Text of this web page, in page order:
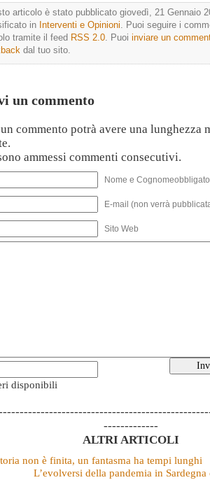
articolo è stato pubblicato giovedì, 21 Gennaio
in Interventi e Opinioni. Puoi seguire i
tramite il feed RSS 2.0. Puoi inviare un
dal tuo sito.
un commento
commento potrà avere una lunghezza
ammessi commenti consecutivi.
Nome e
E-mail (non verrà
Sito Web
disponibili
-------------
ALTRI ARTICOLI
non è finita, un fantasma ha tempi lunghi
L’evolversi della pandemia in